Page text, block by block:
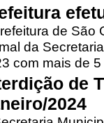
de São
da
com mais de 5
de
2024